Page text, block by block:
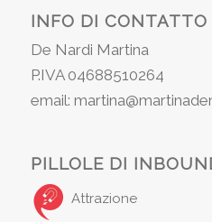
INFO DI CONTATTO
De Nardi Martina
P.IVA 04688510264
email:
PILLOLE DI
Attrazione